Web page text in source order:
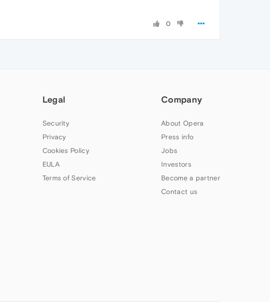
0
Legal
Security
Privacy
Cookies Policy
EULA
Terms of Service
Company
About Opera
Press info
Jobs
Investors
Become a partner
Contact us